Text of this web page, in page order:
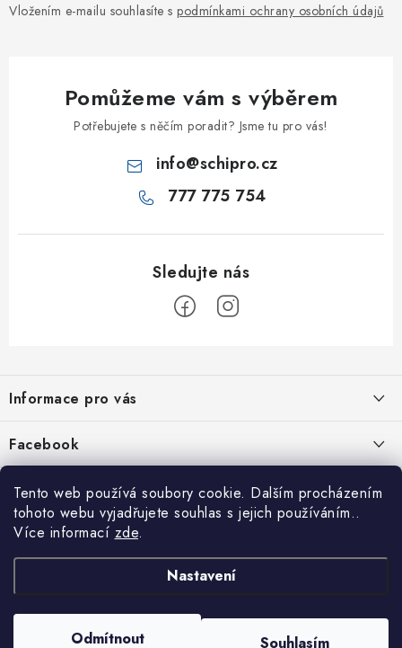
Tento web používá soubory cookie. Dalším procházením
tohoto webu vyjadřujete souhlas s jejich používáním..
Více informací zde.
Nastavení
Odmítnout Souhlasím
Vložením e-mailu souhlasíte s podmínkami ochrany osobních údajů
Pomůžeme vám s výběrem
Potřebujete s něčím poradit? Jsme tu pro vás!
info@schipro.cz
777 775 754
p
a
t
Informace pro vás
Jak nakupovat
Obchodní podmínky
Podmínky ochrany osobních údajů
Reklamace
Online platby Comgate
Facebook
. Všechna práva vyhrazena.Upravit nastavení